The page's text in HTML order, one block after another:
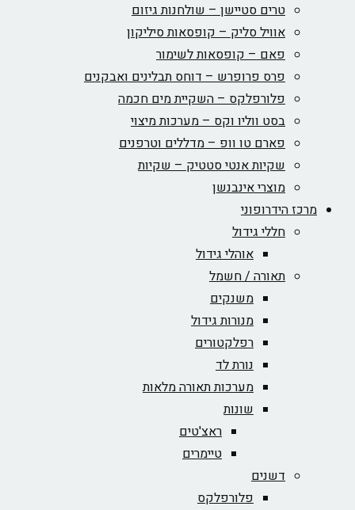
טרים סטיישן – שולחנות גיזום
אוויל סליק – קופסאות סיליקון
פאם – קופסאות לשימור
פרס פרופרש – דוחס תבלינים ואבקנים
פלורפלקס – השקיית מים חכמה
בסט ווליו וקס – מערכות מיצוי
פארם טו וופ – מדללים וטרפנים
שקיות אנטי סטטיק – שקיות
מוצרי אינבנשן
מרכז הידרופוני
חללי גידול
אוהלי גידול
תאורה / חשמל
משנקים
מנורות גידול
רפלקטורים
נורת לד
מערכות תאורה מלאות
שונות
ראצ'טים
טיימרים
דשנים
פלורפלקס